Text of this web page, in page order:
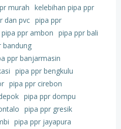
murah kelebihan pipa ppr
dan pvc pipa ppr
pipa ppr ambon pipa ppr bali
bandung
ppr banjarmasin
pipa ppr bengkulu
pipa ppr cirebon
pipa ppr dompu
pipa ppr gresik
pipa ppr jayapura